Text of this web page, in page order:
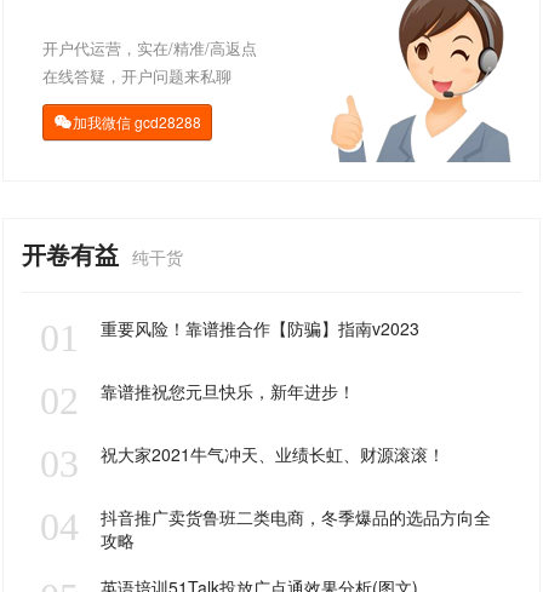
开户代运营，实在/精准/高返点
在线答疑，开户问题来私聊
加我微信gcd28288
开卷有益 纯干货
01 重要风险！靠谱推合作【防骗】指南v2023
02 靠谱推祝您元旦快乐，新年进步！
03 祝大家2021牛气冲天、业绩长虹、财源滚滚！
04
抖音推广卖货鲁班二类电商，冬季爆品的选品方向全
攻略